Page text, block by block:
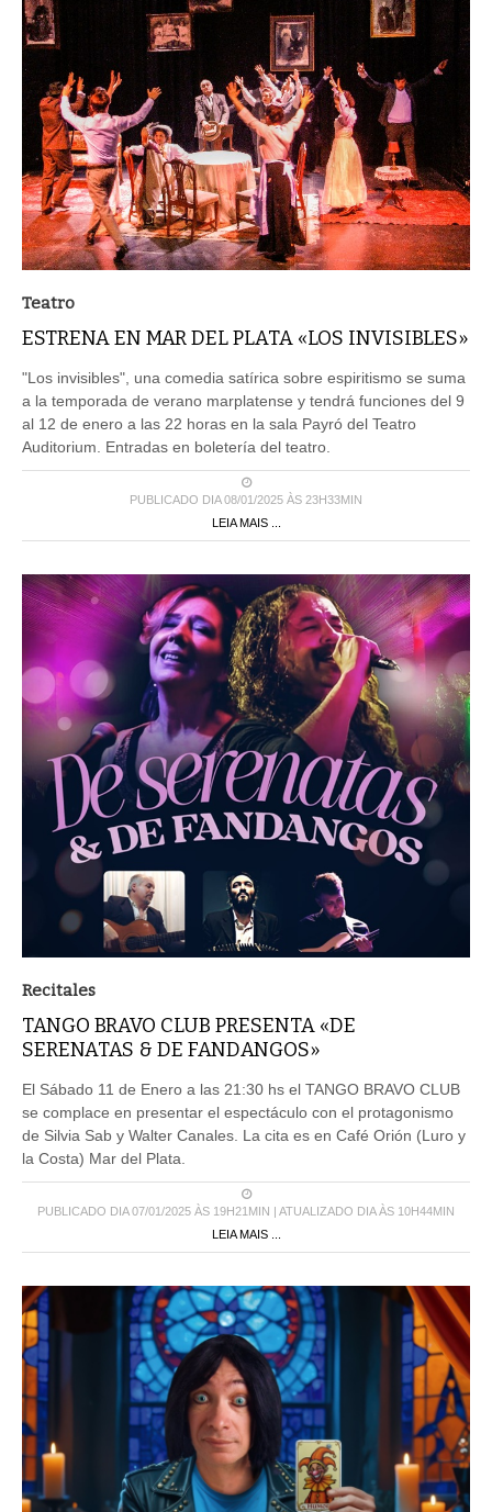
Teatro
ESTRENA EN MAR DEL PLATA «LOS INVISIBLES»
"Los invisibles", una comedia satírica sobre espiritismo se suma
a la temporada de verano marplatense y tendrá funciones del 9
al 12 de enero a las 22 horas en la sala Payró del Teatro
Auditorium. Entradas en boletería del teatro.
PUBLICADO DIA 08/01/2025 ÀS 23H33MIN
LEIA MAIS ...
Recitales
TANGO BRAVO CLUB PRESENTA «DE
SERENATAS & DE FANDANGOS»
El Sábado 11 de Enero a las 21:30 hs el TANGO BRAVO CLUB
se complace en presentar el espectáculo con el protagonismo
de Silvia Sab y Walter Canales. La cita es en Café Orión (Luro y
la Costa) Mar del Plata.
PUBLICADO DIA 07/01/2025 ÀS 19H21MIN | ATUALIZADO DIA ÀS 10H44MIN
LEIA MAIS ...